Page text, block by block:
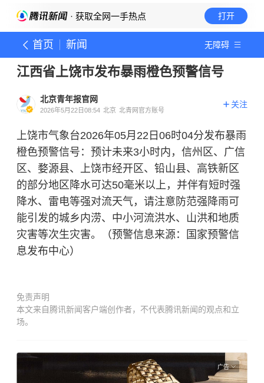
· 获取全网一手热点 打开
首页 新闻 无障碍
江西省上饶市发布暴雨橙色预警信号
北京青年报官网
2026年5月22日08:54 北京 北青网官方账号
关注
上饶市气象台2026年05月22日06时04分发布暴雨
橙色预警信号：预计未来3小时内，信州区、广信
区、婺源县、上饶市经开区、铅山县、高铁新区
的部分地区降水可达50毫米以上，并伴有短时强
降水、雷电等强对流天气，请注意防范强降雨可
能引发的城乡内涝、中小河流洪水、山洪和地质
灾害等次生灾害。（预警信息来源：国家预警信
息发布中心）
免责声明
本文来自腾讯新闻客户端创作者，不代表腾讯新闻的观点和立
场。
广告